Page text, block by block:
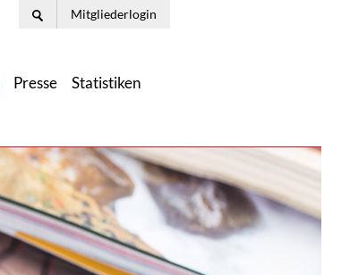
Mitgliederlogin
Presse Statistiken